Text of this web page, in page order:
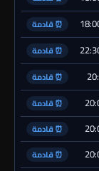
⏰ قادمة
⏰ قادمة
⏰ قادمة
⏰ قادمة
⏰ قادمة
⏰ قادمة